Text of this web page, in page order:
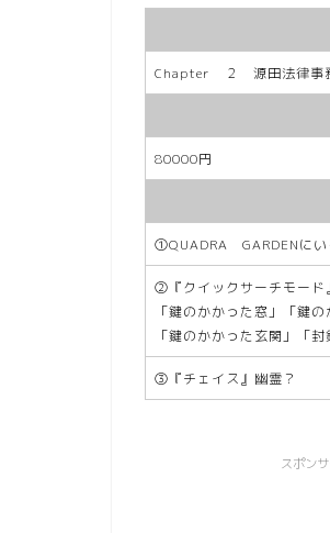
Chapter ２ 源田法律事
80000円
①QUADRA GARDENにい
②『クイックサーチモード
「鍵のかかった窓」「鍵
「鍵のかかった玄関」「
③『チェイス』幽霊？
スポン